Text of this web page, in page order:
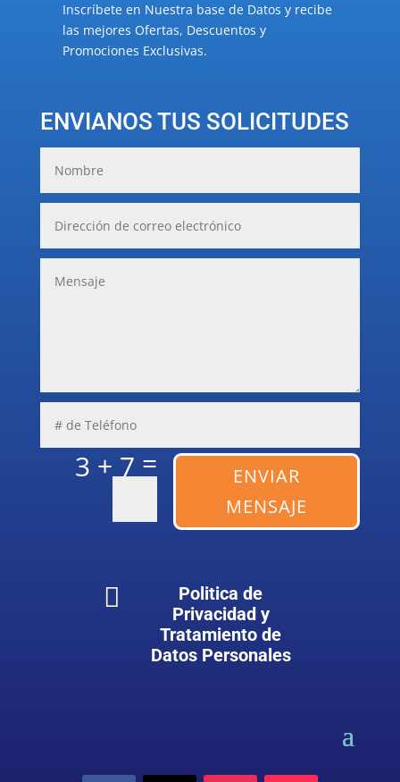
Inscríbete en Nuestra base de Datos y recibe
las mejores Ofertas, Descuentos y
Promociones Exclusivas.
ENVIANOS TUS SOLICITUDES
3 + 7 =
ENVIAR
MENSAJE

Politica de
Privacidad y
Tratamiento de
Datos Personales